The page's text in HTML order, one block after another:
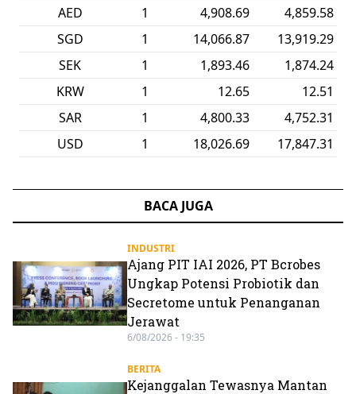
AED
1 4,908.69
4,859.58
SGD
1 14,066.87
13,919.29
SEK
1 1,893.46
1,874.24
KRW
1 12.65
12.51
SAR
1 4,800.33
4,752.31
USD
1 18,026.69 17,847.31
BACA JUGA
INDUSTRI
Ajang PIT IAI 2026, PT Bcrobes
Ungkap Potensi Probiotik dan
Secretome untuk Penanganan
Jerawat
6/08/2026 - 19:35
BERITA
Kejanggalan Tewasnya Mantan